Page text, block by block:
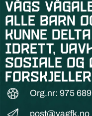
Vågs
alle barn
kunne
idrett,
sosiale og
forskjeller
Org.nr: 975
post@vagfk.no